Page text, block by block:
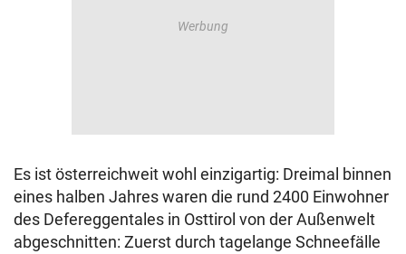
Es ist österreichweit wohl einzigartig: Dreimal binnen
eines halben Jahres waren die rund 2400 Einwohner
des Defereggentales in Osttirol von der Außenwelt
abgeschnitten: Zuerst durch tagelange Schneefälle